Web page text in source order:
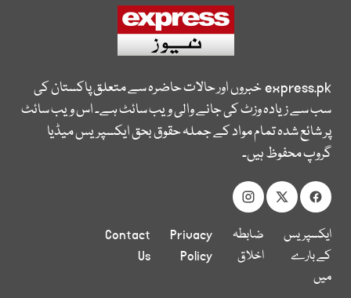
express.pkخبروں اور حالات حاضرہ سے متعلق پاکستان کی
سب سے زیادہ وزٹ کی جانے والی ویب سائٹ ہے۔ اس ویب سائٹ
پر شائع شدہ تمام مواد کے جملہ حقوق بحق ایکسپریس میڈیا
گروپ محفوظ ہیں۔
ایکسپریس
کے بارے
میں
ضابطہ
اخلاق
Privacy
Policy
Contact
Us